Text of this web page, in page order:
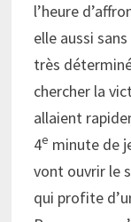
l’heure
elle aussi
très
chercher la
allaient
4e minute de
vont ouvrir le
qui profite